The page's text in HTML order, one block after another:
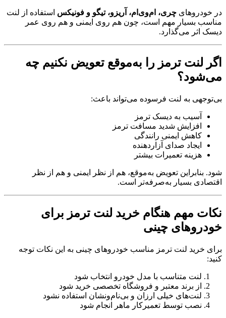
در خودروهای چری، ام‌وی‌ام، آریزو، تیگو و فونیکس استفاده از لنت
مناسب بسیار مهم است، چون هم روی ایمنی و هم روی عمر
دیسک اثر می‌گذارد.
اگر لنت ترمز را به‌موقع تعویض نکنیم چه
می‌شود؟
بی‌توجهی به لنت فرسوده می‌تواند باعث:
آسیب به دیسک ترمز
افزایش شدید مسافت ترمز
کاهش ایمنی رانندگی
ایجاد صدای آزاردهنده
هزینه تعمیرات بیشتر
شود. بنابراین تعویض به‌موقع، هم از نظر ایمنی و هم از نظر
اقتصادی بسیار به‌صرفه‌تر است.
نکات مهم هنگام خرید لنت ترمز برای
خودروهای چینی
برای خرید لنت ترمز مناسب خودروهای چینی به این نکات توجه
کنید:
لنت متناسب با مدل خودرو انتخاب شود
از برند معتبر و فروشگاه تخصصی خرید شود
لنت‌های خیلی ارزان و بی‌نام‌ونشان استفاده نشود
نصب توسط تعمیرکار ماهر انجام شود